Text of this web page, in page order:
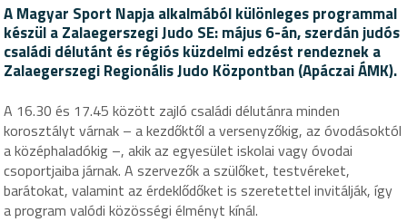
A Magyar Sport Napja alkalmából különleges programmal
készül a Zalaegerszegi Judo SE: május 6-án, szerdán judós
családi délutánt és régiós küzdelmi edzést rendeznek a
Zalaegerszegi Regionális Judo Központban (Apáczai ÁMK).
A 16.30 és 17.45 között zajló családi délutánra minden
korosztályt várnak – a kezdőktől a versenyzőkig, az óvodásoktól
a középhaladókig –, akik az egyesület iskolai vagy óvodai
csoportjaiba járnak. A szervezők a szülőket, testvéreket,
barátokat, valamint az érdeklődőket is szeretettel invitálják, így
a program valódi közösségi élményt kínál.